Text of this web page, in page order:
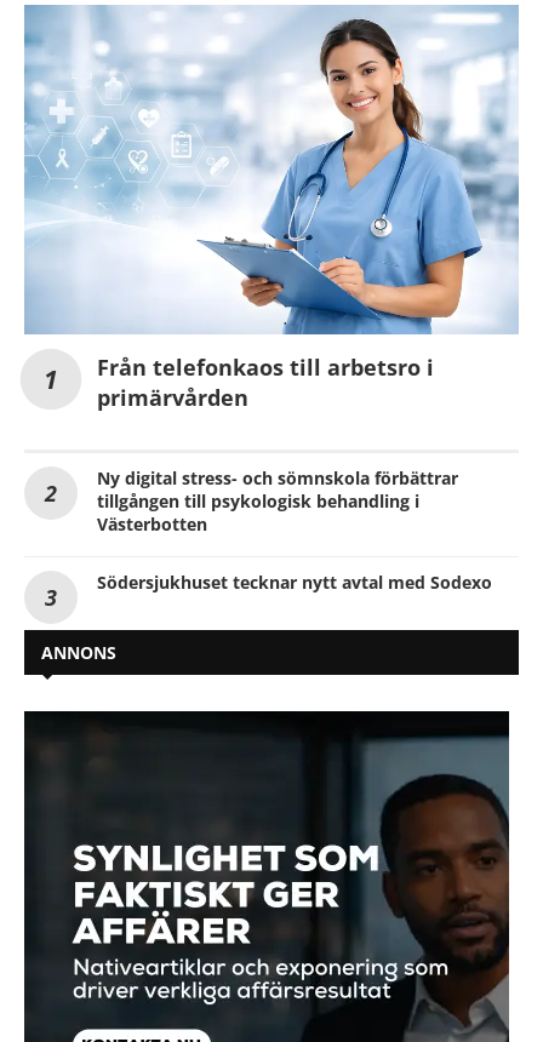
Från telefonkaos till arbetsro i
primärvården
Ny digital stress- och sömnskola förbättrar
tillgången till psykologisk behandling i
Västerbotten
Södersjukhuset tecknar nytt avtal med Sodexo
ANNONS